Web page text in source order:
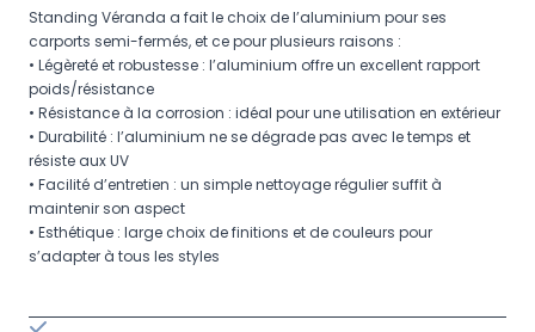
Standing Véranda a fait le choix de l’aluminium pour ses
carports semi-fermés, et ce pour plusieurs raisons :
• Légèreté et robustesse : l’aluminium offre un excellent rapport
poids/résistance
• Résistance à la corrosion : idéal pour une utilisation en extérieur
• Durabilité : l’aluminium ne se dégrade pas avec le temps et
résiste aux UV
• Facilité d’entretien : un simple nettoyage régulier suffit à
maintenir son aspect
• Esthétique : large choix de finitions et de couleurs pour
s’adapter à tous les styles